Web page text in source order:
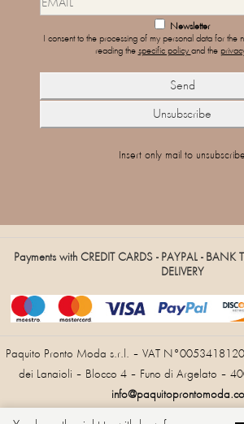
Newsletter
I consent to the processing of my personal data for the
reading the specific policy and the
Insert only mail to unsubscribe
Payments with CREDIT CARDS - PAYPAL - BANK
DELIVERY
Paquito Pronto Moda s.r.l. – VAT
dei Lanaioli – Blocco 4 – Funo di Argelato –